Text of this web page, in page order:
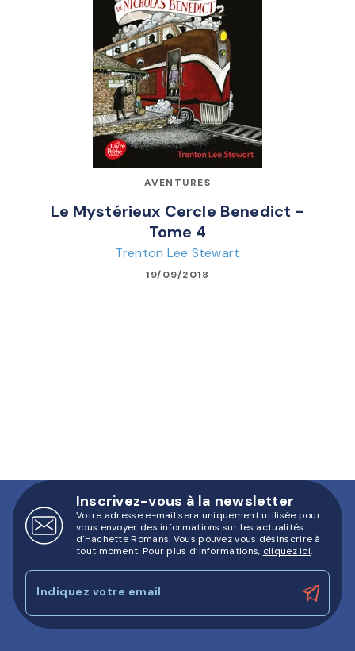
AVENTURES
Le Mystérieux Cercle Benedict -
Tome 4
Trenton Lee Stewart
19/09/2018
Inscrivez-vous à la newsletter
Votre adresse e-mail sera uniquement utilisée pour
vous envoyer des informations sur les actualités
d'Hachette Romans. Vous pouvez vous désinscrire à
tout moment. Pour plus d’informations, cliquez ici.
Indiquez votre email